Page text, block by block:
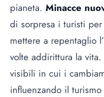
pianeta. Minacce
di sorpresa i turisti
mettere a repentaglio
volte addirittura la
visibili in cui i
influenzando il turismo